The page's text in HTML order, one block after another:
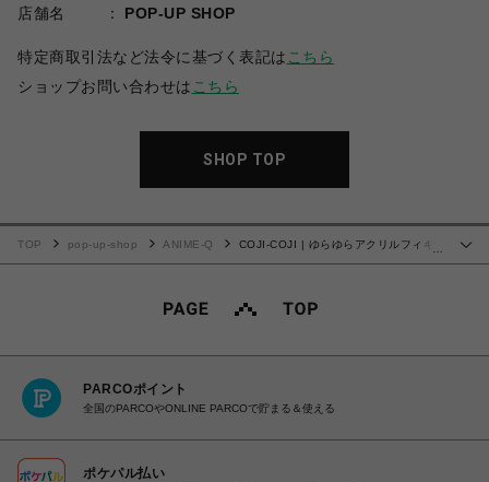
店舗名
POP-UP SHOP
特定商取引法など法令に基づく表記は こちら
ショップお問い合わせは こちら
SHOP TOP
TOP pop-up-shop ANIME-Q
COJI-COJI | ゆらゆらアクリルフィギ
PARCOポイント
全国のPARCOやONLINE PARCOで貯まる＆使える
ポケパル払い